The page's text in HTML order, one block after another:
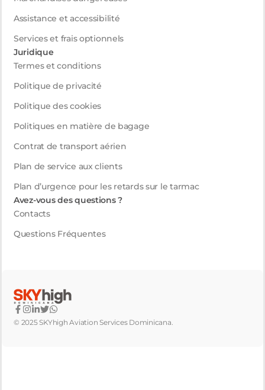
Assistance et accessibilité
Services et frais optionnels
Juridique
Termes et conditions
Politique de privacité
Politique des cookies
Politiques en matière de bagage
Contrat de transport aérien
Plan de service aux clients
Plan d’urgence pour les retards sur le tarmac
Avez-vous des questions ?
Contacts
Questions Fréquentes
© 2025 SKYhigh Aviation Services Dominicana.